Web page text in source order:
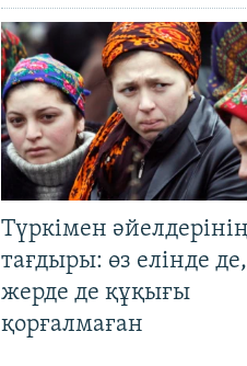
Түркімен әйелдерінің
тағдыры: өз елінде
жерде де құқығы
қорғалмаған